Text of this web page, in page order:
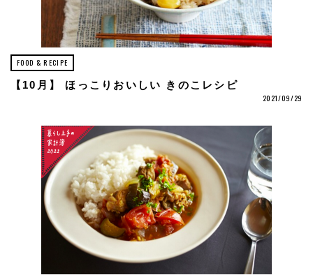
FOOD & RECIPE
【10月】 ほっこりおいしい きのこレシピ
2021/09/29